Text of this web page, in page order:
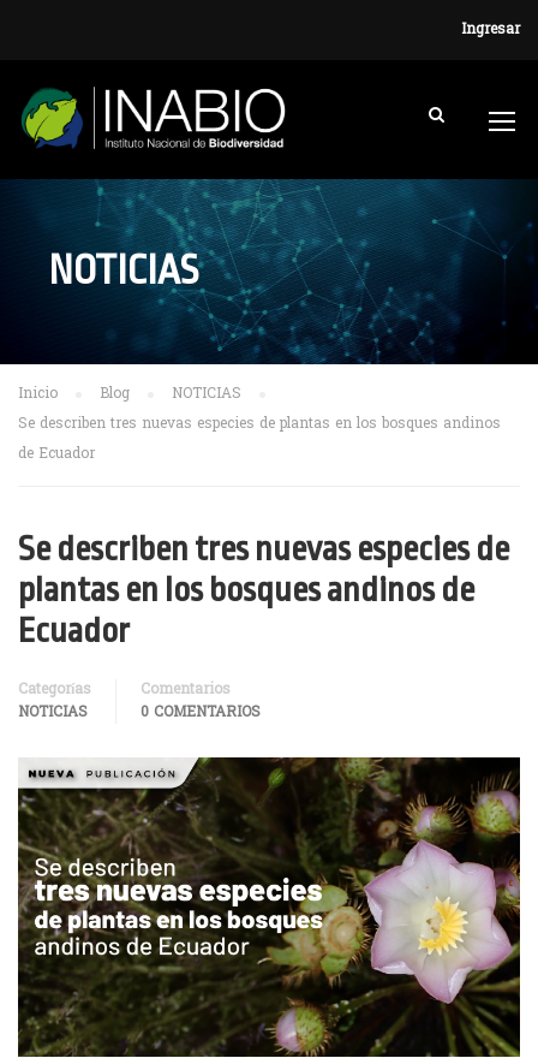
Ingresar
NOTICIAS
Inicio Blog
NOTICIAS
Se describen tres nuevas especies de plantas en los bosques andinos
de Ecuador
Se describen tres nuevas especies de
plantas en los bosques andinos de
Ecuador
Categorías
NOTICIAS
Comentarios
0 COMENTARIOS